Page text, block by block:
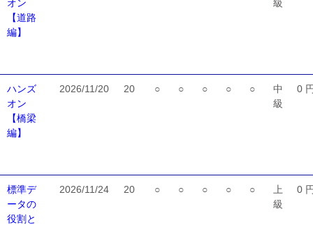
オン
【道路
編】
級
ハンズ
オン
【橋梁
編】
2026/11/20 20 ○ ○ ○ ○ ○
中
級
0
標準デ
ータの
役割と
2026/11/24 20 ○ ○ ○ ○ ○
上
級
0